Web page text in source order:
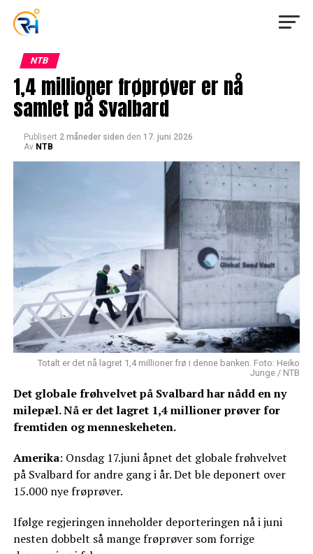
NTB
1,4 millioner frøprøver er nå
samlet på Svalbard
Publisert 2 måneder siden den 17. juni 2026
Av NTB
Totalt er det nå lagret 1,4 millioner frø i denne banken. Foto: Heiko
Junge / NTB
Det globale frøhvelvet på Svalbard har nådd en ny
milepæl. Nå er det lagret 1,4 millioner prøver for
fremtiden og menneskeheten.
Amerika: Onsdag 17.juni åpnet det globale frøhvelvet
på Svalbard for andre gang i år. Det ble deponert over
15.000 nye frøprøver.
Ifølge regjeringen inneholder deporteringen nå i juni
nesten dobbelt så mange frøprøver som forrige